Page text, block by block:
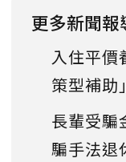
更多新聞報
入住平價
策型補助
長輩受騙
騙手法退